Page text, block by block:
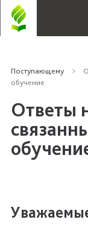
Поступающему
обучение
Ответы